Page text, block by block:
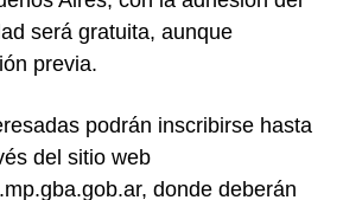
será gratuita, aunque
previa.
podrán inscribirse hasta
del sitio web
donde deberán